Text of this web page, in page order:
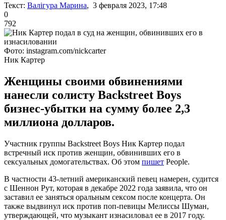
Текст: Валігура Марина, 3 февраля 2023, 17:48
0
792
Фото: instagram.com/nickcarter
Ник Картер
Женщины своими обвинениями
нанесли солисту Backstreet Boys
бизнес-убытки на сумму более 2,3
миллиона долларов.
Участник группы Backstreet Boys Ник Картер подал
встречный иск против женщин, обвинивших его в
сексуальных домогательствах. Об этом пишет People.
В частности 43-летний американский певец намерен, судится
с Шеннон Рут, которая в декабре 2022 года заявила, что он
заставил ее заняться оральным сексом после концерта. Он
также выдвинул иск против поп-певицы Мелиссы Шуман,
утверждающей, что музыкант изнасиловал ее в 2017 году.